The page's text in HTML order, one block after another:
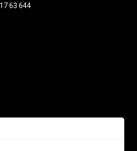
63 644
byggebransjen